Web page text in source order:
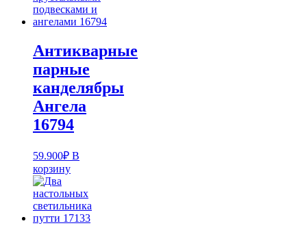
Антикварные
парные
канделябры
Ангела
16794
59.900₽ В
корзину